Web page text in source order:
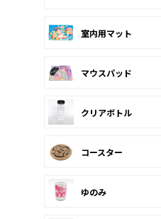
室内用マット
マウスパッド
クリアボトル
コースター
ゆのみ